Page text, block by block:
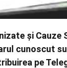
și Cauze
cunoscut
pe